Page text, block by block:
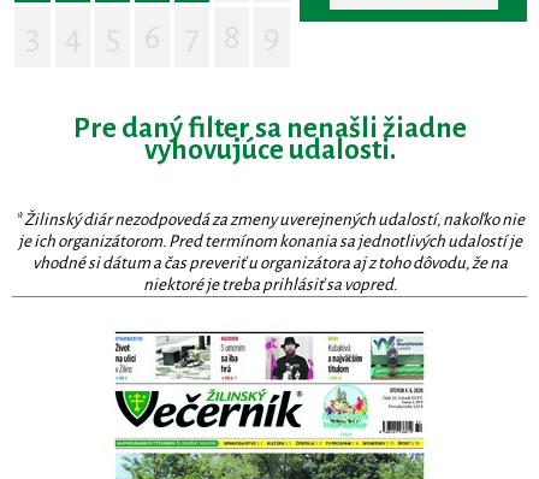
Pre daný filter sa nenašli žiadne
vyhovujúce udalosti.
* Žilinský diár nezodpovedá za zmeny uverejnených udalostí, nakoľko nie
je ich organizátorom. Pred termínom konania sa jednotlivých udalostí je
vhodné si dátum a čas preveriť u organizátora aj z toho dôvodu, že na
niektoré je treba prihlásiť sa vopred.